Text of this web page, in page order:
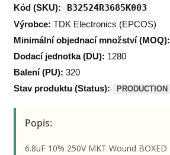
Kód (SKU): B32524R3685K003
Výrobce: TDK Electronics (EPCOS)
Minimální objednací množství (MOQ):
Dodací jednotka (DU): 1280
Balení (PU): 320
Stav produktu (Status):
PRODUCTION
Popis:
6.8uF 10% 250V MKT Wound BOXED